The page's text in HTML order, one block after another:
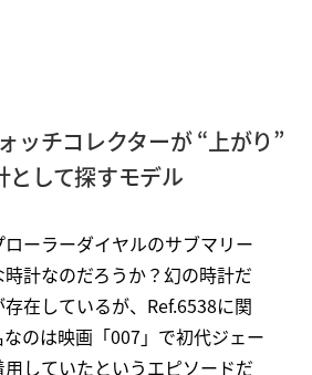
ッチコレクターが “上がり”
として探すモデル
ーラーダイヤルのサブマリー
計なのだろうか？幻の時計だ
在しているが、Ref.6538に関
のは映画「007」で初代ジェー
していたというエピソードだ